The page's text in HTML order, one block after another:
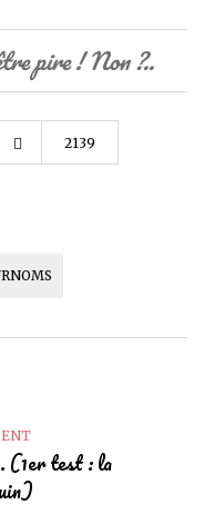
pire ! Non ?..
2139
(1er test : la